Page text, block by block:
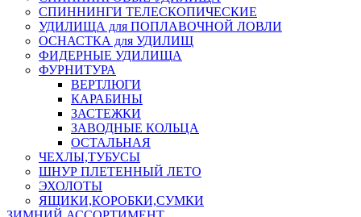
СПИННИНГИ ТЕЛЕСКОПИЧЕСКИЕ
УДИЛИЩА для ПОПЛАВОЧНОЙ ЛОВЛИ
ОСНАСТКА для УДИЛИЩ
ФИДЕРНЫЕ УДИЛИЩА
ФУРНИТУРА
ВЕРТЛЮГИ
КАРАБИНЫ
ЗАСТЕЖКИ
ЗАВОДНЫЕ КОЛЬЦА
ОСТАЛЬНАЯ
ЧЕХЛЫ,ТУБУСЫ
ШНУР ПЛЕТЕННЫЙ ЛЕТО
ЭХОЛОТЫ
ЯЩИКИ,КОРОБКИ,СУМКИ